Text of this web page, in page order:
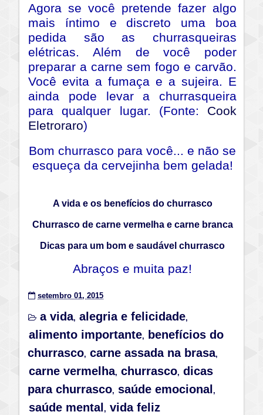
Agora se você pretende fazer algo
mais íntimo e discreto uma boa
pedida são as churrasqueiras
elétricas. Além de você poder
preparar a carne sem fogo e carvão.
Você evita a fumaça e a sujeira. E
ainda pode levar a churrasqueira
para qualquer lugar. (Fonte: Cook
Eletroraro)
Bom churrasco para você... e não se
esqueça da cervejinha bem gelada!
A vida e os benefícios do churrasco
Churrasco de carne vermelha e carne branca
Dicas para um bom e saudável churrasco
Abraços e muita paz!
setembro 01, 2015
a vida, alegria e felicidade,
alimento importante,
benefícios do
churrasco, carne assada na brasa,
carne vermelha, churrasco, dicas
para churrasco, saúde emocional ,
saúde mental , vida feliz